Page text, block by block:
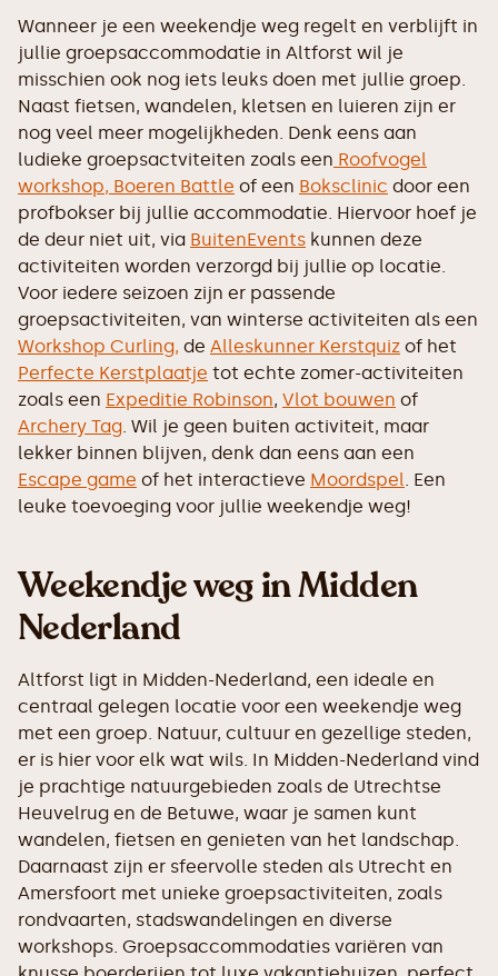
Wanneer je een weekendje weg regelt en verblijft in
jullie groepsaccommodatie in Altforst wil je
misschien ook nog iets leuks doen met jullie groep.
Naast fietsen, wandelen, kletsen en luieren zijn er
nog veel meer mogelijkheden. Denk eens aan
ludieke groepsactviteiten zoals een Roofvogel
workshop, Boeren Battle of een Boksclinic door een
profbokser bij jullie accommodatie. Hiervoor hoef je
de deur niet uit, via BuitenEvents kunnen deze
activiteiten worden verzorgd bij jullie op locatie.
Voor iedere seizoen zijn er passende
groepsactiviteiten, van winterse activiteiten als een
Workshop Curling, de Alleskunner Kerstquiz of het
Perfecte Kerstplaatje tot echte zomer-activiteiten
zoals een Expeditie Robinson, Vlot bouwen of
Archery Tag. Wil je geen buiten activiteit, maar
lekker binnen blijven, denk dan eens aan een
Escape game of het interactieve Moordspel. Een
leuke toevoeging voor jullie weekendje weg!
Weekendje weg in Midden
Nederland
Altforst ligt in Midden-Nederland, een ideale en
centraal gelegen locatie voor een weekendje weg
met een groep. Natuur, cultuur en gezellige steden,
er is hier voor elk wat wils. In Midden-Nederland vind
je prachtige natuurgebieden zoals de Utrechtse
Heuvelrug en de Betuwe, waar je samen kunt
wandelen, fietsen en genieten van het landschap.
Daarnaast zijn er sfeervolle steden als Utrecht en
Amersfoort met unieke groepsactiviteiten, zoals
rondvaarten, stadswandelingen en diverse
workshops. Groepsaccommodaties variëren van